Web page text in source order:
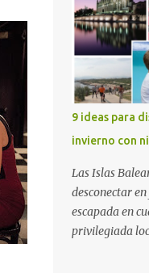
Española
Fundación
ha contado
presidente de
Anna Llort,
Oncología
d’Hebron e
Investigación
Infancia y la
Instituto de
psicóloga del
Pediátrica del
9 ideas para
invierno con
Las Islas
desconectar
escapada en
privilegiada